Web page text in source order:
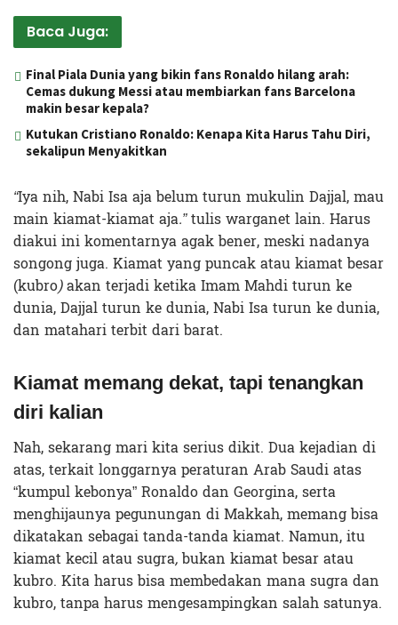
Baca Juga:
Final Piala Dunia yang bikin fans Ronaldo hilang arah:
Cemas dukung Messi atau membiarkan fans Barcelona
makin besar kepala?
Kutukan Cristiano Ronaldo: Kenapa Kita Harus Tahu Diri,
sekalipun Menyakitkan
“Iya nih, Nabi Isa aja belum turun mukulin Dajjal, mau
main kiamat-kiamat aja.”tulis warganet lain. Harus
diakui ini komentarnya agak bener, meski nadanya
songong juga. Kiamat yang puncak atau kiamat besar
(kubro)akan terjadi ketika Imam Mahdi turun ke
dunia, Dajjal turun ke dunia, Nabi Isa turun ke dunia,
dan matahari terbit dari barat.
Kiamat memang dekat, tapi tenangkan
diri kalian
Nah, sekarang mari kita serius dikit. Dua kejadian di
atas, terkait longgarnya peraturan Arab Saudi atas
“kumpul kebonya” Ronaldo dan Georgina, serta
menghijaunya pegunungan di Makkah, memang bisa
dikatakan sebagai tanda-tanda kiamat. Namun, itu
kiamat kecil atau sugra,bukan kiamat besar atau
kubro. Kita harus bisa membedakan mana sugra dan
kubro, tanpa harus mengesampingkan salah satunya.